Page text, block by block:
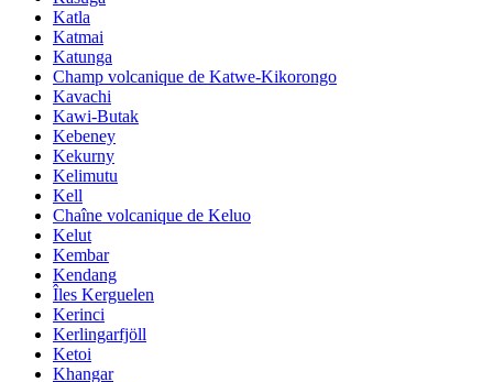
Katla
Katmai
Katunga
Champ volcanique de Katwe-Kikorongo
Kavachi
Kawi-Butak
Kebeney
Kekurny
Kelimutu
Kell
Chaîne volcanique de Keluo
Kelut
Kembar
Kendang
Îles Kerguelen
Kerinci
Kerlingarfjöll
Ketoi
Khangar